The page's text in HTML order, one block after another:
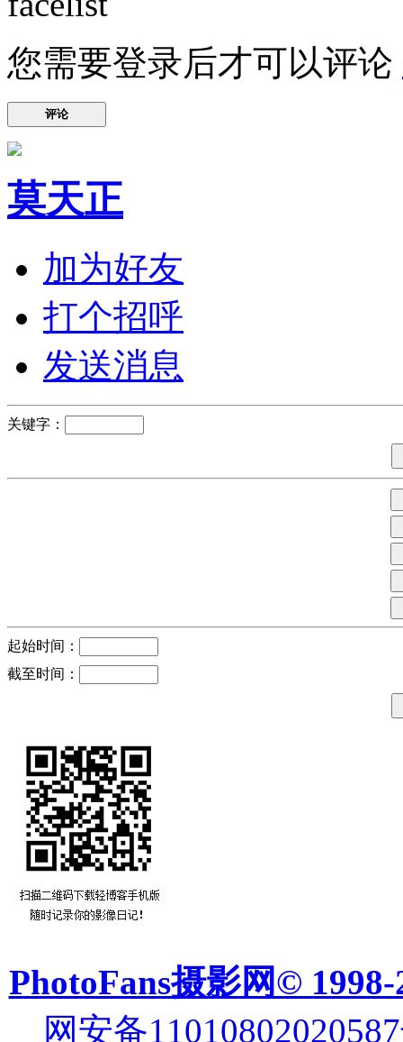
您需要登录后才可以评论
评论
莫天正
加为好友
打个招呼
发送消息
关键字：
起始时间：
截至时间：
PhotoFans摄影网© 1998-
网安备